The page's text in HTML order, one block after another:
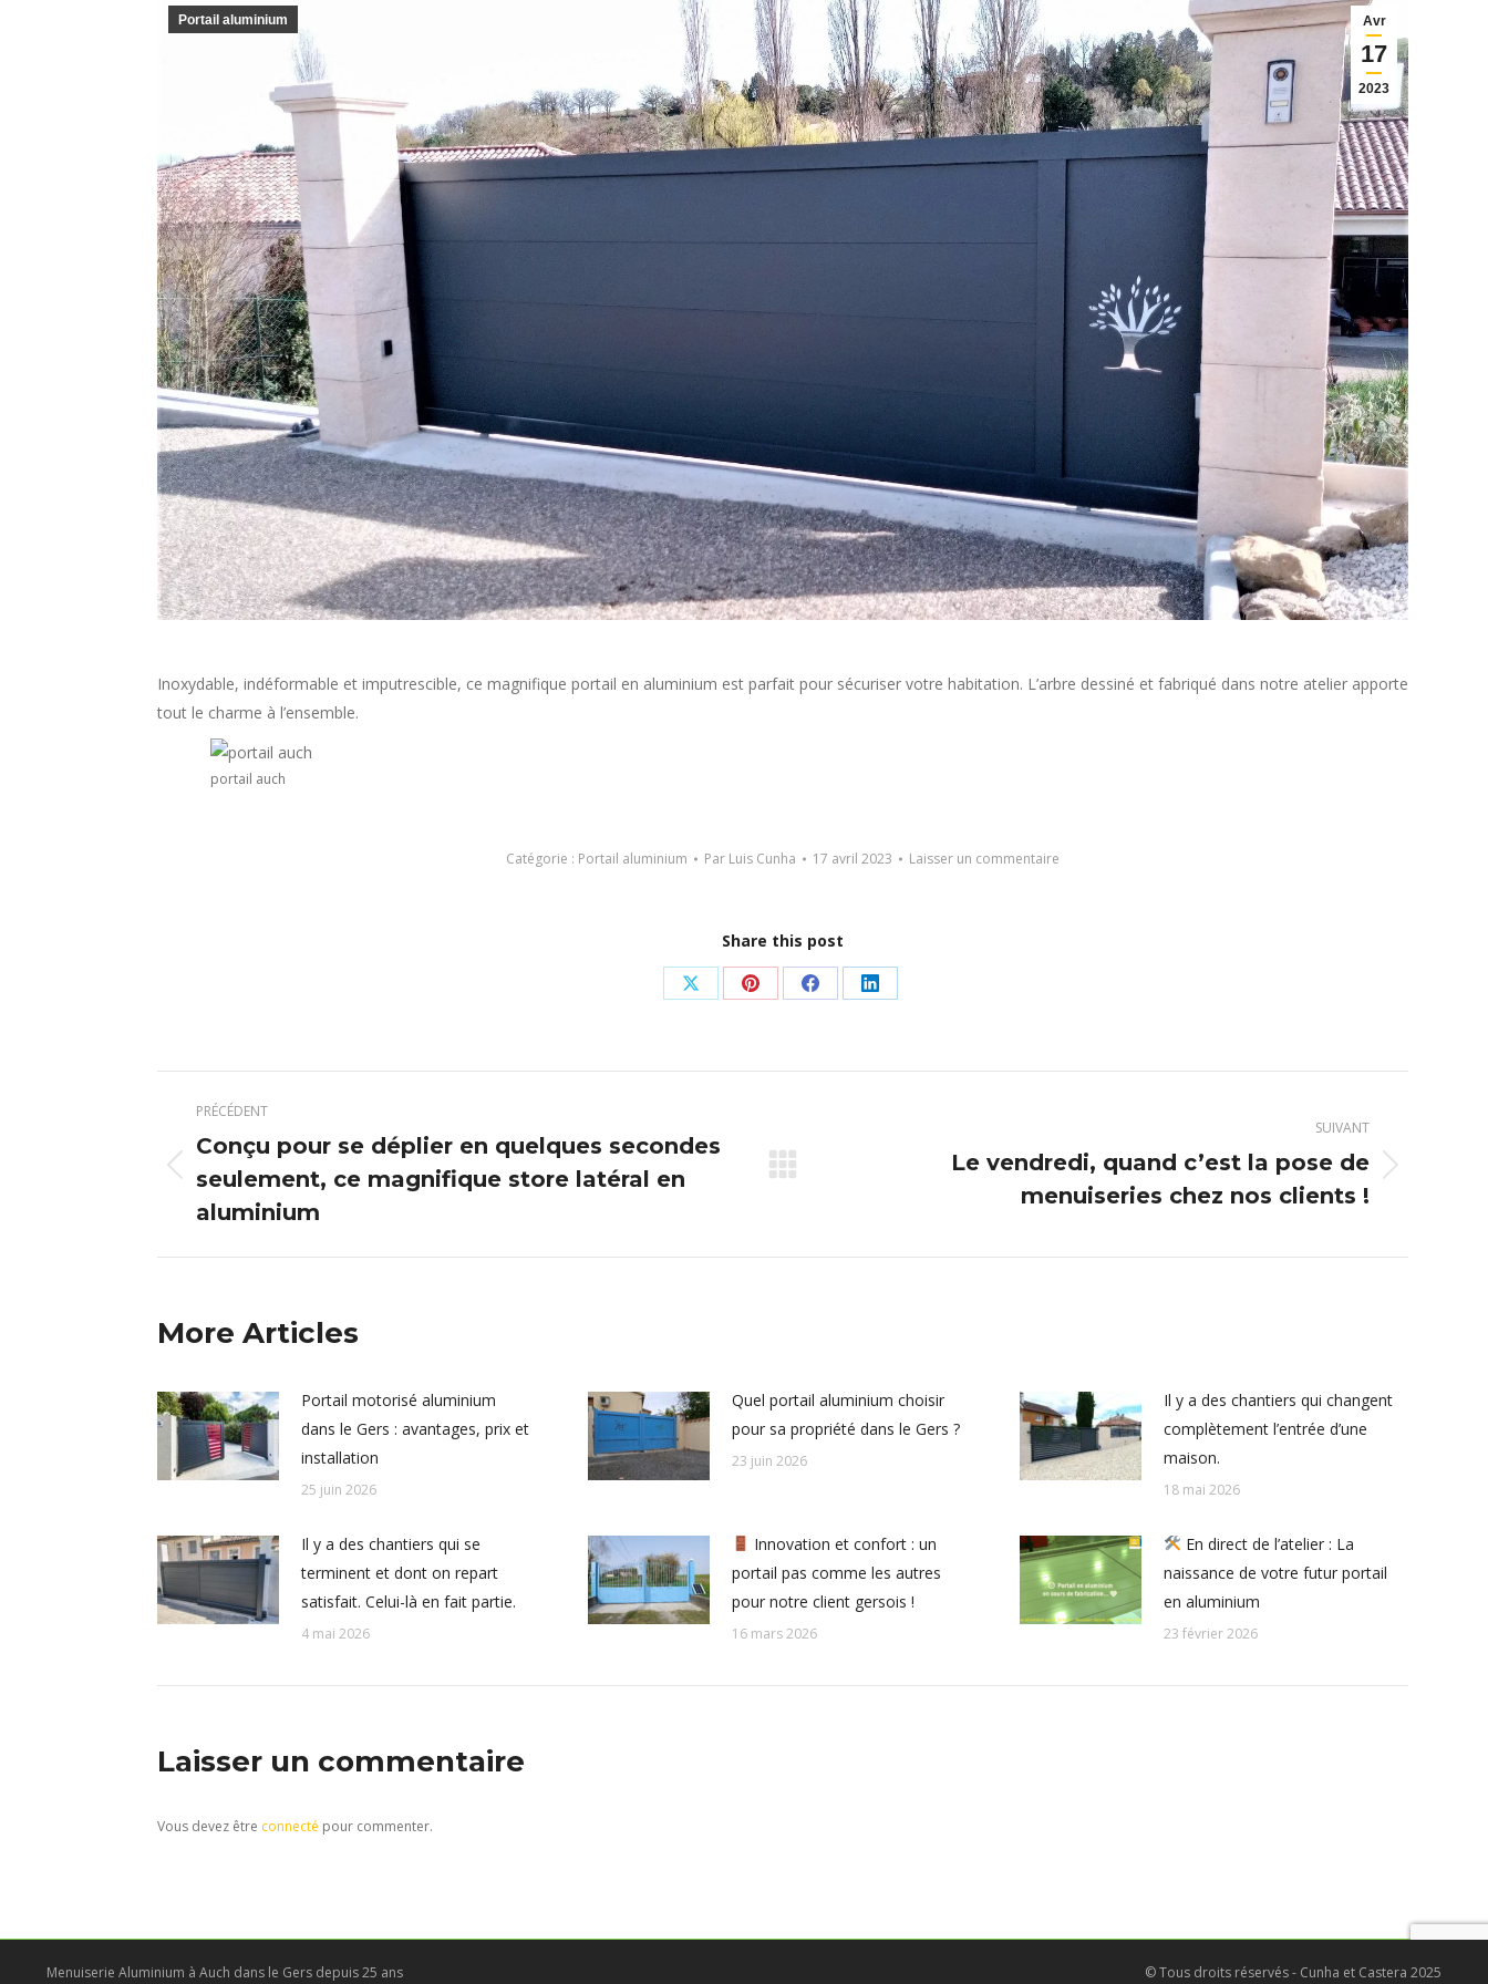
Avr
17
2023
Portail aluminium
Inoxydable, indéformable et imputrescible, ce magnifique portail en aluminium est parfait pour sécuriser votre habitation. L’arbre dessiné et fabriqué dans notre atelier apporte
tout le charme à l’ensemble.
portail auch
Catégorie : Portail aluminium Par Luis Cunha 17 avril 2023 Laisser un commentaire
Share this post
Partager
X
Partager
Pinterest
Partager
Facebook
Partager
LinkedIn
Navigation
article
PRÉCÉDENT
Article
précédent
Conçu pour se déplier en quelques secondes
seulement, ce magnifique store latéral en
aluminium
SUIVANT
Le vendredi, quand c’est la pose de
menuiseries chez nos clients !
More Articles
Portail motorisé aluminium
dans le Gers : avantages, prix et
installation
25 juin 2026
Quel portail aluminium choisir
pour sa propriété dans le Gers ?
23 juin 2026
Il y a des chantiers qui changent
complètement l’entrée d’une
maison.
18 mai 2026
Il y a des chantiers qui se
terminent et dont on repart
satisfait. Celui-là en fait partie.
4 mai 2026
Innovation et confort : un
portail pas comme les autres
pour notre client gersois !
16 mars 2026
En direct de l’atelier : La
naissance de votre futur portail
en aluminium
23 février 2026
Laisser un commentaire
Vous devez être connecté pour commenter.
Menuiserie Aluminium à Auch dans le Gers depuis 25 ans © Tous droits réservés - Cunha et Castera 2025